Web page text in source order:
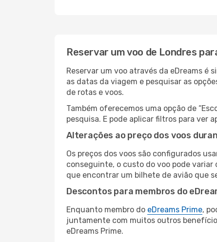
Reservar um voo de Londres
Reservar um voo através da eDreams é
as datas da viagem e pesquisar as
de rotas e voos.
Também oferecemos uma opção de
pesquisa. E pode aplicar filtros para ver
Alterações ao preço dos voos
Os preços dos voos são configurados
conseguinte, o custo do voo pode variar
que encontrar um bilhete de avião que
Descontos para membros do
Enquanto membro do eDreams Prime,
juntamente com muitos outros
eDreams Prime.